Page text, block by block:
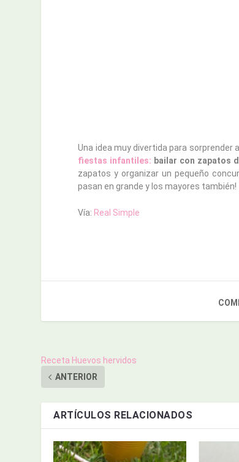
Una idea muy divertida para sorprender
fiestas infantiles: bailar con zapatos
zapatos y organizar un pequeño
pasan en grande y los mayores también!
Vía: Real Simple
Receta Huevos hervidos
ANTERIOR
ARTÍCULOS RELACIONADOS